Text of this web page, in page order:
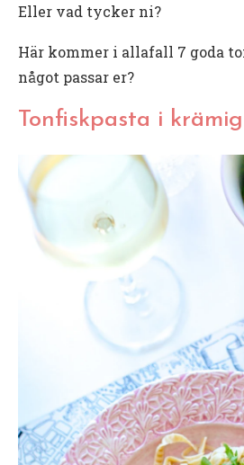
Eller vad tycker ni?
Här kommer i allafall 7 goda
något passar er?
Tonfiskpasta i